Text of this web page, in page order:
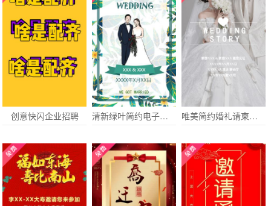
创意快闪企业招聘 清新绿叶简约电子请柬婚礼请柬喜帖 唯美简约婚礼请柬请帖